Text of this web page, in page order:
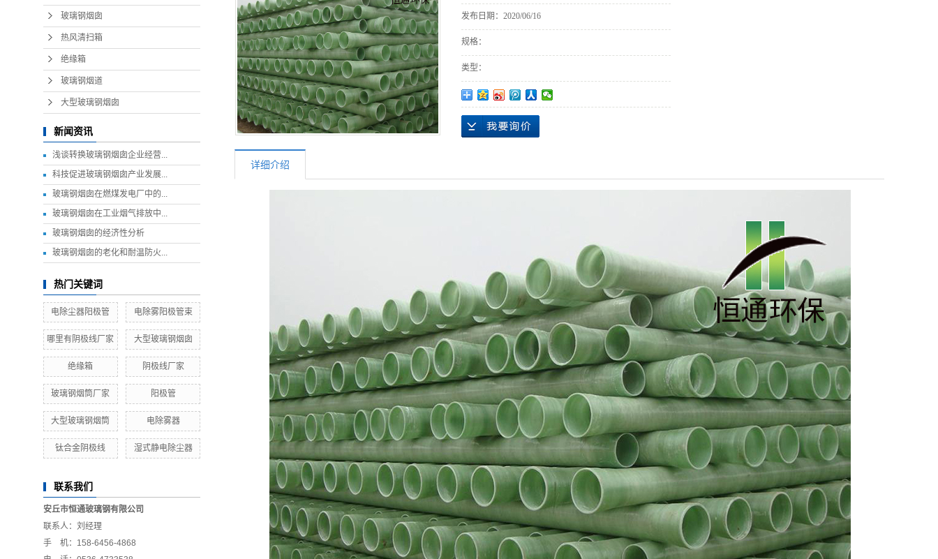
玻璃钢烟囱
热风清扫箱
绝缘箱
玻璃钢烟道
大型玻璃钢烟囱
新闻资讯
浅谈转换玻璃钢烟囱企业经营...
科技促进玻璃钢烟囱产业发展...
玻璃钢烟囱在燃煤发电厂中的...
玻璃钢烟囱在工业烟气排放中...
玻璃钢烟囱的经济性分析
玻璃钢烟囱的老化和耐温防火...
热门关键词
电除尘器阳极管 电除雾阳极管束
哪里有阴极线厂家 大型玻璃钢烟囱
绝缘箱 阴极线厂家
玻璃钢烟筒厂家 阳极管
大型玻璃钢烟筒 电除雾器
钛合金阴极线 湿式静电除尘器
联系我们
安丘市恒通玻璃钢有限公司
联系人：刘经理
手 机：158-6456-4868
发布日期： 2020/06/16
规格：
类型：
详细介绍